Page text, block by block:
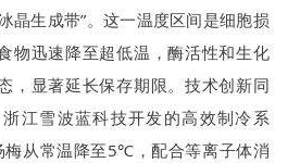
生成带”。这一温度区间是细胞损
物迅速降至超低温，酶活性和生化
，显著延长保存期限。技术创新同
江雪波蓝科技开发的高效制冷系
梅从常温降至5℃，配合等离子体消